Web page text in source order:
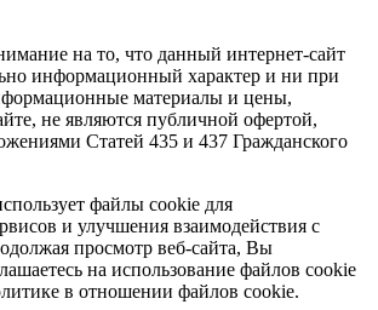
на то, что данный интернет-сайт
информационный характер и ни при
материалы и цены,
не являются публичной офертой,
Статей 435 и 437 Гражданского
файлы cookie для
и улучшения взаимодействия с
просмотр веб-сайта, Вы
на использование файлов cookie
в отношении файлов cookie.